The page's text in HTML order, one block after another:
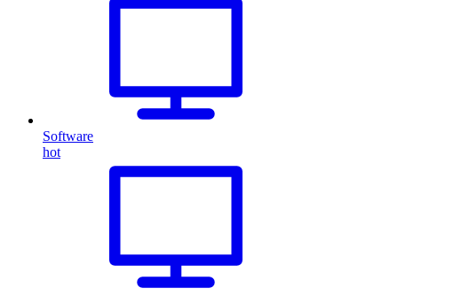
Software
hot